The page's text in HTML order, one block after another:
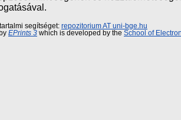
segítséget: repozitorium AT uni-bge.hu
EPrints 3 which is developed by the School of